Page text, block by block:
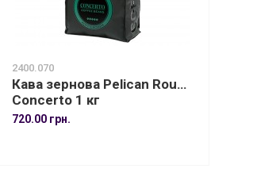
2400.070
Кава зернова Pelican Rouge
Concerto 1 кг
720.00 грн.